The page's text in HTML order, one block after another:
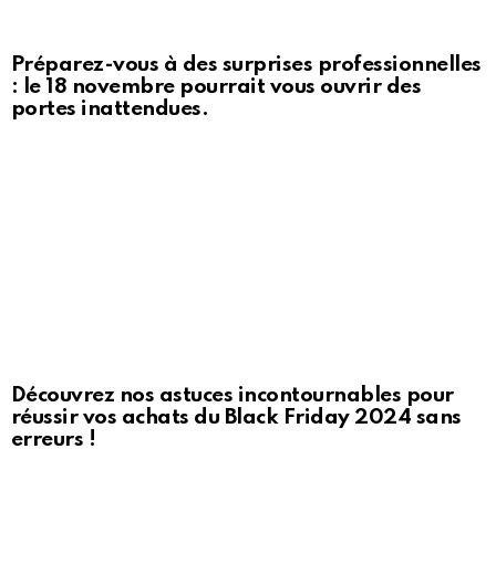
Préparez-vous à des surprises professionnelles
: le 18 novembre pourrait vous ouvrir des
portes inattendues.
Découvrez nos astuces incontournables pour
réussir vos achats du Black Friday 2024 sans
erreurs !